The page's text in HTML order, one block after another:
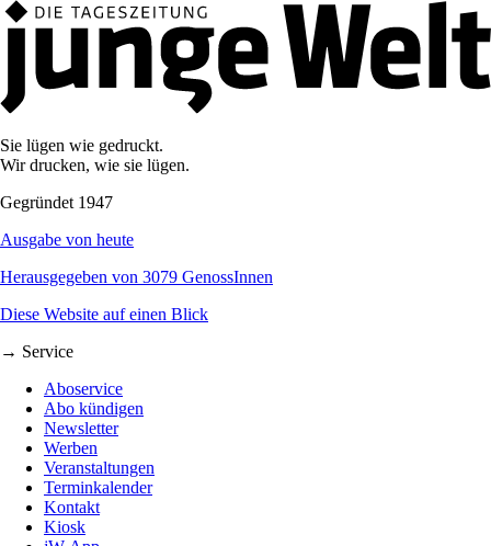
Sie lügen wie gedruckt.
Wir drucken, wie sie lügen.
Gegründet 1947
Ausgabe von heute
Herausgegeben von 3079 GenossInnen
Diese Website auf einen Blick
→ Service
Aboservice
Abo kündigen
Newsletter
Werben
Veranstaltungen
Terminkalender
Kontakt
Kiosk